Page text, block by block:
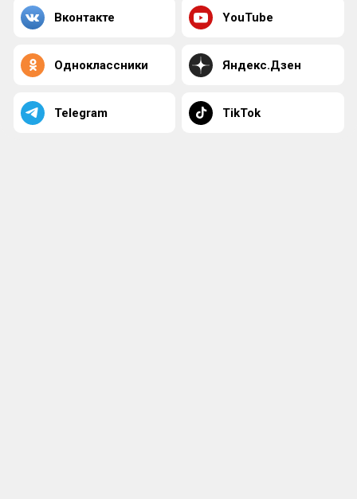
Вконтакте YouTube
Одноклассники Яндекс.Дзен
Telegram TikTok